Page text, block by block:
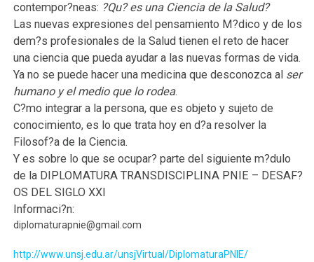
contempor?neas: ?Qu? es una Ciencia de la Salud?
Las nuevas expresiones del pensamiento M?dico y de los
dem?s profesionales de la Salud tienen el reto de hacer
una ciencia que pueda ayudar a las nuevas formas de vida.
Ya no se puede hacer una medicina que desconozca al ser
humano y el medio que lo rodea.
C?mo integrar a la persona, que es objeto y sujeto de
conocimiento, es lo que trata hoy en d?a resolver la
Filosof?a de la Ciencia.
Y es sobre lo que se ocupar? parte del siguiente m?dulo
de la DIPLOMATURA TRANSDISCIPLINA PNIE – DESAF?
OS DEL SIGLO XXI
Informaci?n:
diplomaturapnie@gmail.com
http://www.unsj.edu.ar/unsjVirtual/DiplomaturaPNIE/